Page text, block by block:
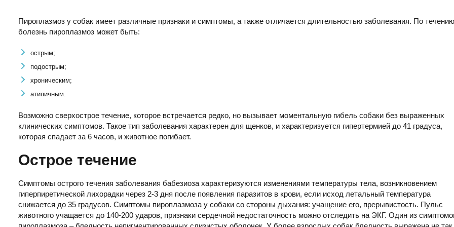
Пироплазмоз у собак имеет различные признаки и симптомы, а также отличается длительностью заболевания. По течению
болезнь пироплазмоз может быть:
острым;
подострым;
хроническим;
атипичным.
Возможно сверхострое течение, которое встречается редко, но вызывает моментальную гибель собаки без выраженных
клинических симптомов. Такое тип заболевания характерен для щенков, и характеризуется гипертермией до 41 градуса,
которая спадает за 6 часов, и животное погибает.
Острое течение
Симптомы острого течения заболевания бабезиоза характеризуются изменениями температуры тела, возникновением
гиперпиретической лихорадки через 2-3 дня после появления паразитов в крови, если исход летальный температура
снижается до 35 градусов. Симптомы пироплазмоза у собаки со стороны дыхания: учащение его, прерывистость. Пульс
животного учащается до 140-200 ударов, признаки сердечной недостаточность можно отследить на ЭКГ. Один из